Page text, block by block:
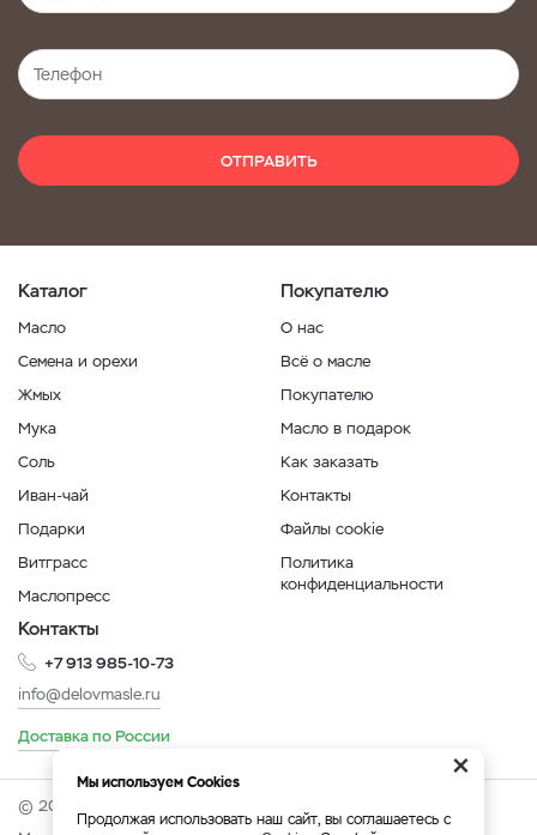
ОТПРАВИТЬ
Каталог
Масло
Семена и орехи
Жмых
Мука
Соль
Иван-чай
Подарки
Витграсс
Маслопресс
Покупателю
О нас
Всё о масле
Покупателю
Масло в подарок
Как заказать
Контакты
Файлы cookie
Политика
конфиденциальности
Контакты
+7 913 985-10-73
info@delovmasle.ru
Доставка по России
© 2026 Интернет-магазин "Дело в масле".
×
Мы используем Cookies
Продолжая использовать наш сайт, вы соглашаетесь с